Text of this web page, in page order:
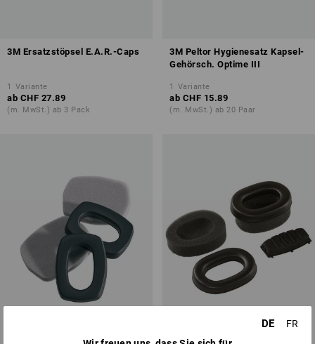
3M Ersatzstöpsel E.A.R.-Caps
1 Variante
ab CHF 27.89
(m. MwSt.) ab 3 Pack
3M Peltor Hygienesatz Kapsel-
Gehörsch. Optime III
1 Variante
ab CHF 15.89
(m. MwSt.) ab 20 Paar
DE
FR